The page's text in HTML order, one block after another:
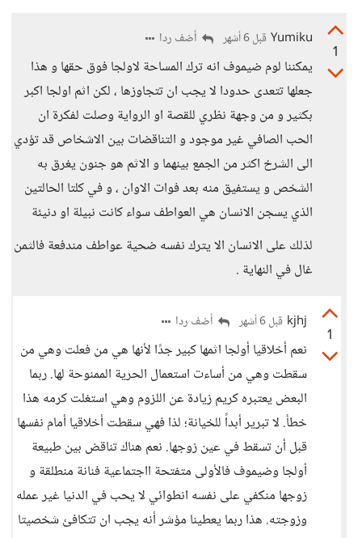
1
Yumiku قبل 6 أشهر أضف ردا
يمكننا لوم ضيموف انه ترك المساحة لاولجا فوق حقها و هذا
جعلها تتعدى حدودا لا يجب ان تتجاوزها ، لكن اثم اولجا اكبر
بكثير و من وجهة نظري للقصة او الرواية وصلت لفكرة ان
الحب الصافي غير موجود و التناقضات بين الاشخاص قد تؤدي
الى الشرخ اكثر من الجمع بينهما و الاثم هو جنون يغرق به
الشخص و يستفيق منه بعد فوات الاوان ، و في كلتا الحالتين
الذي يسجن الانسان هي العواطف سواء كانت نبيلة او دنيئة
لذلك على الانسان الا يترك نفسه ضحية عواطف مندفعة فالثمن
غال في النهاية .
1
kjhj قبل 6 أشهر أضف ردا
نعم أخلاقيا أولجا اثمها كبير جدًا لأنها هي من فعلت وهي من
سقطت وهي من أساءت استعمال الحرية الممنوحة لها. ربما
البعض يعتبره كريم زيادة عن اللزوم وهي استغلت كرمه هذا
خطأ. لا تبرير أبداً للخيانة؛ لذا فهي سقطت أخلاقيا أمام نفسها
قبل أن تسقط في عين زوجها. نعم هناك تناقض بين طبيعة
أولجا وضيموف فالأولى متفتحة ااجتماعية فنانة منطلقة و
زوجها منكفي على نفسه انطوائي لا يحب في الدنيا غير عمله
وزوجته. هذا ربما يعطينا مؤشر أنه يجب ان تتكافئ شخصيتا